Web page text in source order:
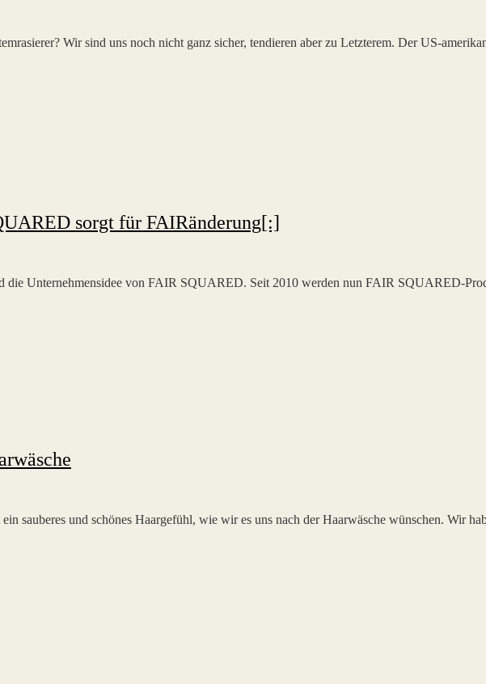
Wir sind uns noch nicht ganz sicher, tendieren aber zu Letzterem. Der US-
sorgt für FAIRänderung[:]
die Unternehmensidee von FAIR SQUARED. Seit 2010 werden nun FAIR SQUARED-
sauberes und schönes Haargefühl, wie wir es uns nach der Haarwäsche wünschen. Wir